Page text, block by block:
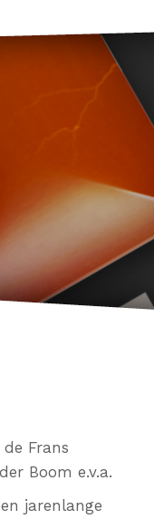
Frans
Boom e.v.a.
jarenlange